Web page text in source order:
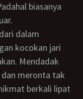
biasanya
kocokan jari
Mendadak
meronta tak
berkali lipat